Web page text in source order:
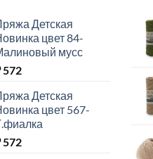
Детская
цвет 84-
мусс
572
Детская
цвет 567-
572